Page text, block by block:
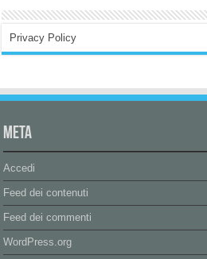
Privacy Policy
Meta
Accedi
Feed dei contenuti
Feed dei commenti
WordPress.org